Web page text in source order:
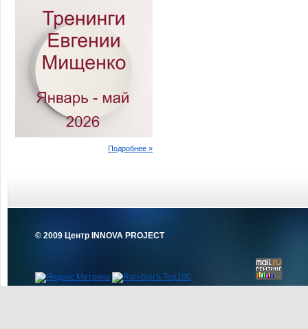
Подробнее »
© 2009 Центр INNOVA PROJECT